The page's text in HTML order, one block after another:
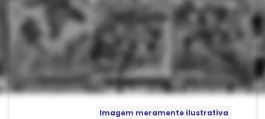
Imagem meramente ilustrativa